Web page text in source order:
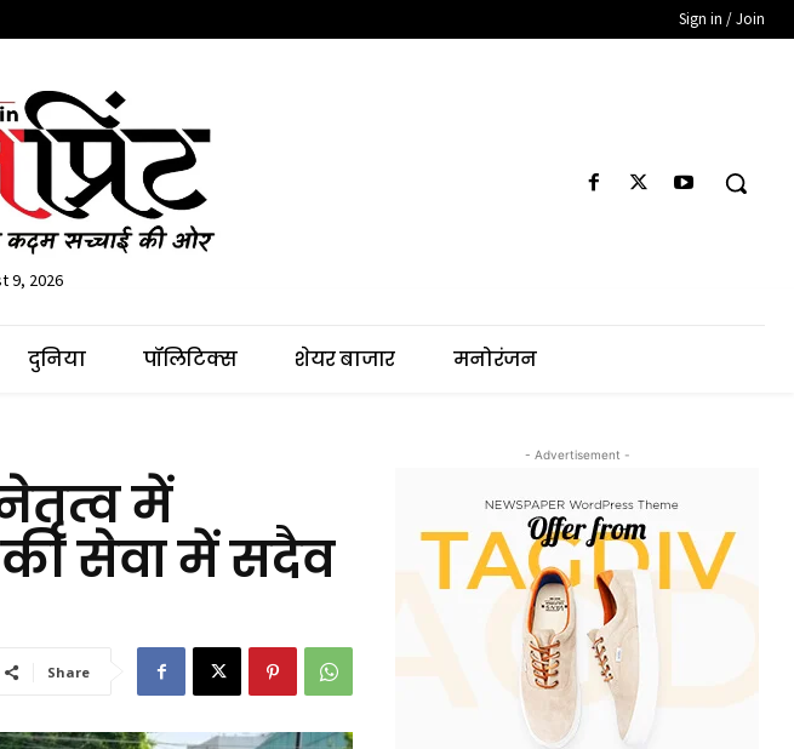
Sign in / Join
9, 2026
दुनिया पॉलिटिक्स शेयर बाजार मनोरंजन
में
सेवा में सदैव
Share
- Advertisement -